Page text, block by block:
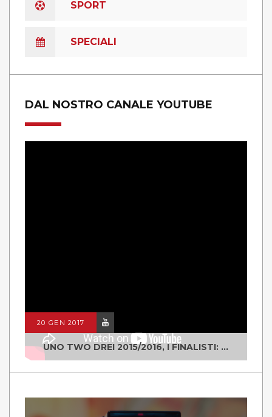
SPORT
SPECIALI
DAL NOSTRO CANALE YOUTUBE
20 GEN 2017
UNO TWO DREI 2015/2016, I FINALISTI: CLASSE IV ALS ISTITUTO "DEGASPERI" BORGO VALSUGANA